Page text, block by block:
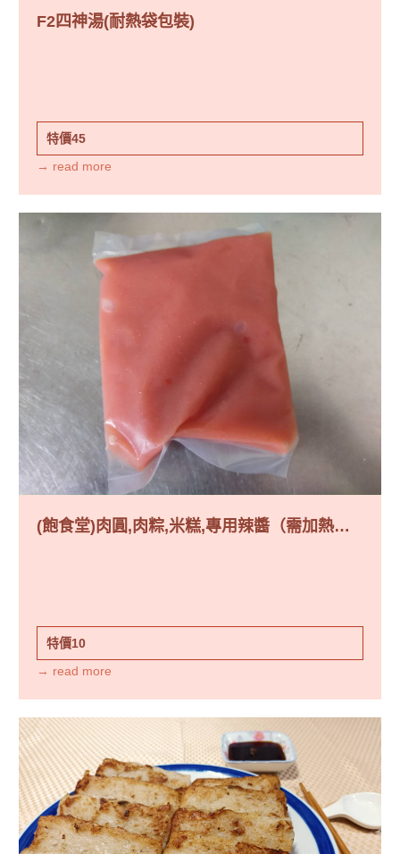
F2四神湯(耐熱袋包裝)
特價45
→ read more
(飽食堂)肉圓,肉粽,米糕,專用辣醬（需加熱食
特價10
→ read more